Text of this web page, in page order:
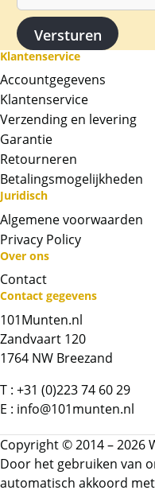
Neem contact op
Chat met ons
Whatsapp ons!
Bel ons
Klantenservice
Accountgegevens
Klantenservice
Verzending en levering
Garantie
Retourneren
Betalingsmogelijkheden
Juridisch
Algemene voorwaarden
Privacy Policy
Over ons
Contact
Contact gegevens
101Munten.nl
Zandvaart 120
1764 NW Breezand
T : +31 (0)223 74 60 29
E : info@101munten.nl
Copyright © 2014 – 2026
Door het gebruiken van
automatisch akkoord